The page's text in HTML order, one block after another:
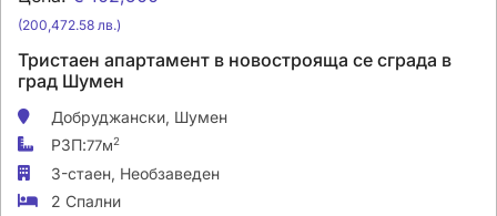
(200,472.58 лв.)
Тристаен апартамент в новострояща се сграда в
град Шумен
Добруджански, Шумен
РЗП:77м2
3-стаен, Необзаведен
2 Спални